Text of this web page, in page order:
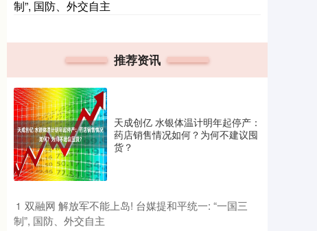
制”, 国防、外交自主
推荐资讯
天成创亿 水银体温计明年起停产：
药店销售情况如何？为何不建议囤
货？
1 ​双融网 解放军不能上岛! 台媒提和平统一: “一国三
制”, 国防、外交自主